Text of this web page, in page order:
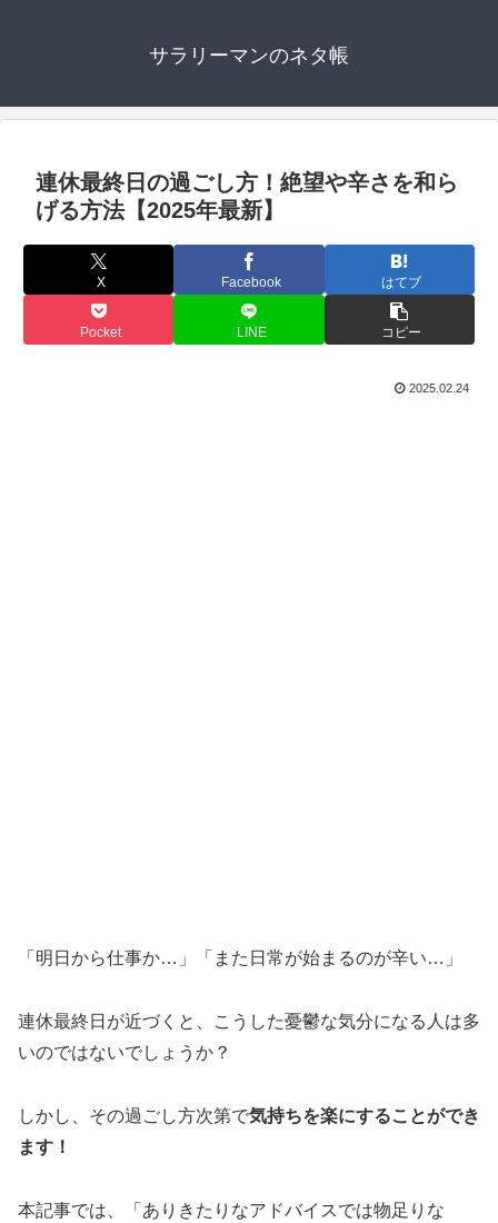
サラリーマンのネタ帳
連休最終日の過ごし方！絶望や辛さを和ら
げる方法【2025年最新】
X Facebook はてブ
Pocket LINE コピー
2025.02.24
「明日から仕事か…」「また日常が始まるのが辛い…」
連休最終日が近づくと、こうした憂鬱な気分になる人は多
いのではないでしょうか？
しかし、その過ごし方次第で気持ちを楽にすることができ
ます！
本記事では、「ありきたりなアドバイスでは物足りな